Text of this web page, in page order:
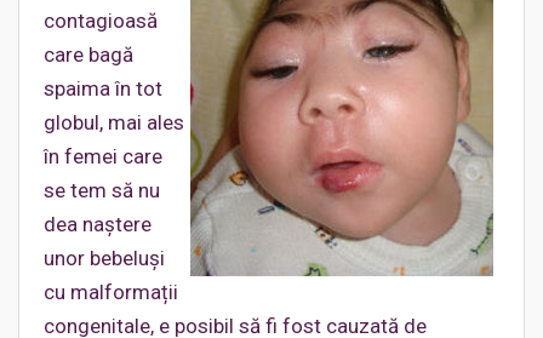
contagioasă
care bagă
spaima în tot
globul, mai ales
în femei care
se tem să nu
dea naștere
unor bebeluși
cu malformații
congenitale, e posibil să fi fost cauzată de